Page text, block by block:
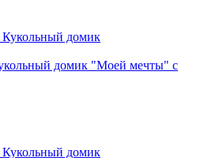
домик "Моей мечты" с